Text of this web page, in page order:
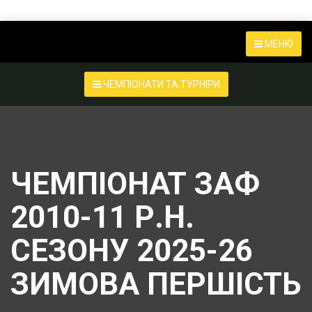
МЕНЮ
ЧЕМПІОНАТИ ТА ТУРНІРИ
ЧЕМПІОНАТ ЗАФ
2010-11 Р.Н.
СЕЗОНУ 2025-26
ЗИМОВА ПЕРШІСТЬ